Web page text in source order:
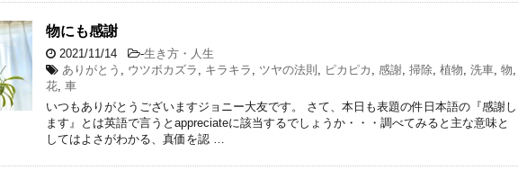
物にも感謝
2021/11/14 -生き方・人生
ありがとう , ウツボカズラ , キラキラ , ツヤの法則 , ピカピカ , 感謝, 掃除, 植物, 洗車, 物,
花, 車
いつもありがとうございますジョニー大友です。 さて、本日も表題の件日本語の『感謝し
ます』とは英語で言うとappreciateに該当するでしょうか・・・調べてみると主な意味と
してはよさがわかる、真価を認 …